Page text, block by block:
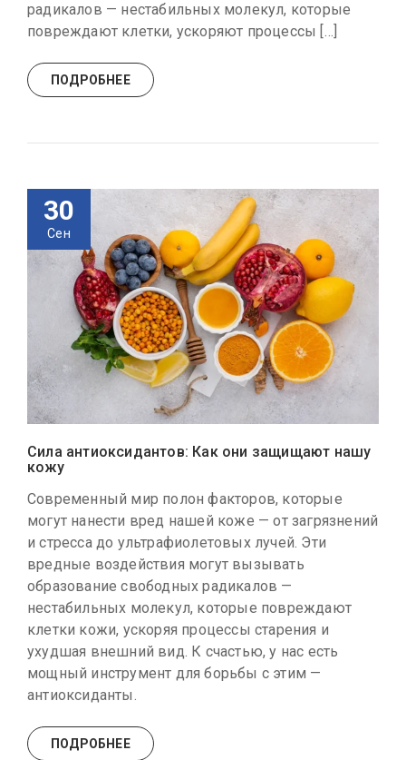
радикалов — нестабильных молекул, которые
повреждают клетки, ускоряют процессы […]
ПОДРОБНЕЕ
30
Сен
Сила антиоксидантов: Как они защищают нашу
кожу
Современный мир полон факторов, которые
могут нанести вред нашей коже — от загрязнений
и стресса до ультрафиолетовых лучей. Эти
вредные воздействия могут вызывать
образование свободных радикалов —
нестабильных молекул, которые повреждают
клетки кожи, ускоряя процессы старения и
ухудшая внешний вид. К счастью, у нас есть
мощный инструмент для борьбы с этим —
антиоксиданты.
ПОДРОБНЕЕ